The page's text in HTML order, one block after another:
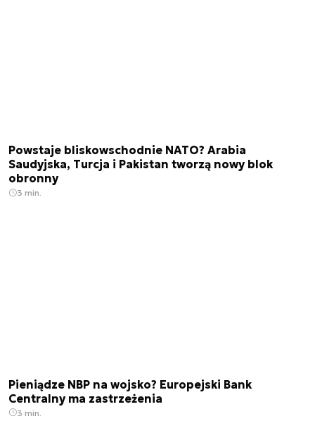
Powstaje bliskowschodnie NATO? Arabia
Saudyjska, Turcja i Pakistan tworzą nowy blok
obronny
3 min.
Pieniądze NBP na wojsko? Europejski Bank
Centralny ma zastrzeżenia
3 min.